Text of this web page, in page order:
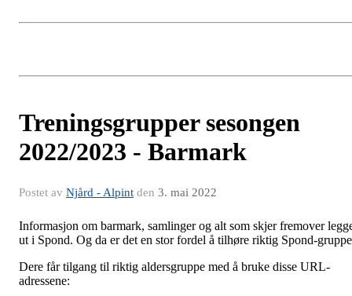
Treningsgrupper sesongen
2022/2023 - Barmark
Postet av Njård - Alpint den 3. mai 2022
Informasjon om barmark, samlinger og alt som skjer fremover
ut i Spond. Og da er det en stor fordel å tilhøre riktig Spond-gruppe
Dere får tilgang til riktig aldersgruppe med å bruke disse URL-
adressene: